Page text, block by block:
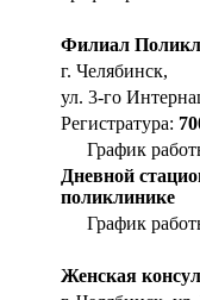
Филиал
г. Челябинск,
ул. 3-го
Регистратура:
График
Дневной
поликлинике
График
Женская